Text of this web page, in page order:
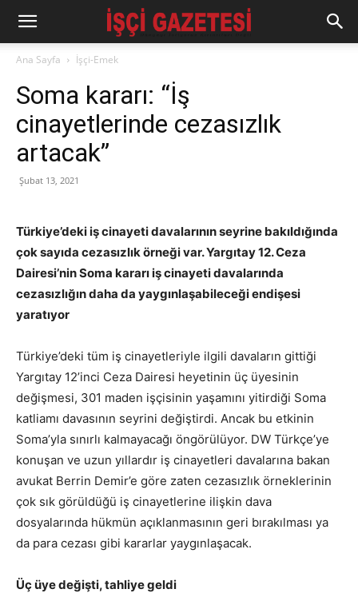
Ana Sayfa İşçi-Emek
Soma kararı: “İş
cinayetlerinde cezasızlık
artacak”
Şubat 13, 2021
Türkiye’deki iş cinayeti davalarının seyrine bakıldığında
çok sayıda cezasızlık örneği var. Yargıtay 12. Ceza
Dairesi’nin Soma kararı iş cinayeti davalarında
cezasızlığın daha da yaygınlaşabileceği endişesi
yaratıyor
Türkiye’deki tüm iş cinayetleriyle ilgili davaların gittiği
Yargıtay 12’inci Ceza Dairesi heyetinin üç üyesinin
değişmesi, 301 maden işçisinin yaşamını yitirdiği Soma
katliamı davasının seyrini değiştirdi. Ancak bu etkinin
Soma’yla sınırlı kalmayacağı öngörülüyor. DW Türkçe’ye
konuşan ve uzun yıllardır iş cinayetleri davalarına bakan
avukat Berrin Demir’e göre zaten cezasızlık örneklerinin
çok sık görüldüğü iş cinayetlerine ilişkin dava
dosyalarında hükmün açıklanmasının geri bırakılması ya
da para cezası gibi kararlar yaygınlaşacak.
Üç üye değişti, tahliye geldi